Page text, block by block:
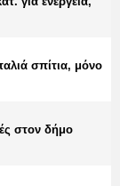
σπίτια, μόνο
στον δήμο